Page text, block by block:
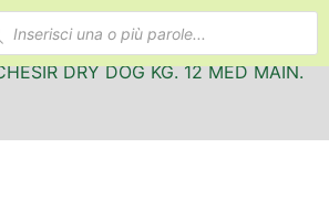
DRY DOG KG. 12 MED MAIN.